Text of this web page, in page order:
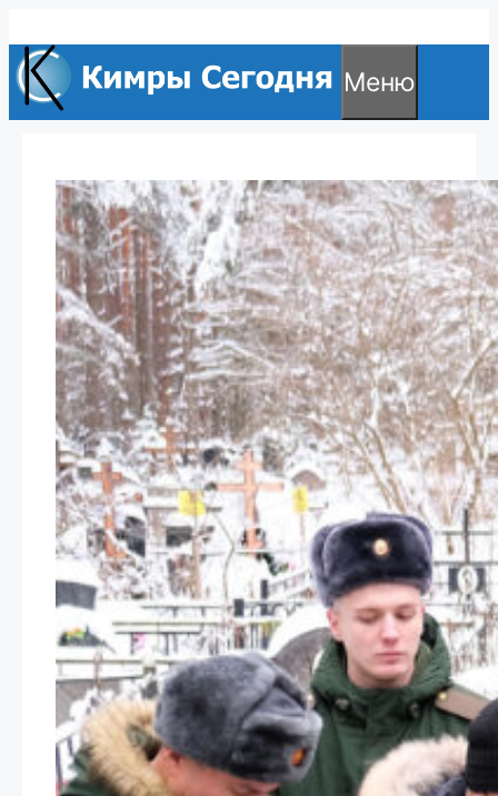
к
содержимому
Меню